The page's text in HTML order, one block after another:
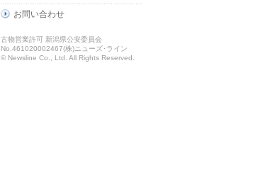
お問い合わせ
古物営業許可 新潟県公安委員会
No.461020002467(株)ニューズ･ライン
© Newsline Co., Ltd. All Rights Reserved.